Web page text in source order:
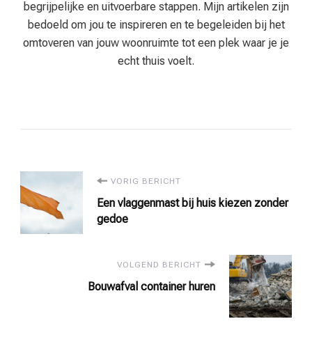
begrijpelijke en uitvoerbare stappen. Mijn artikelen zijn
bedoeld om jou te inspireren en te begeleiden bij het
omtoveren van jouw woonruimte tot een plek waar je je
echt thuis voelt.
Bericht
navigatie
VORIG BERICHT
Een vlaggenmast bij huis kiezen zonder
gedoe
VOLGEND BERICHT
Bouwafval container huren